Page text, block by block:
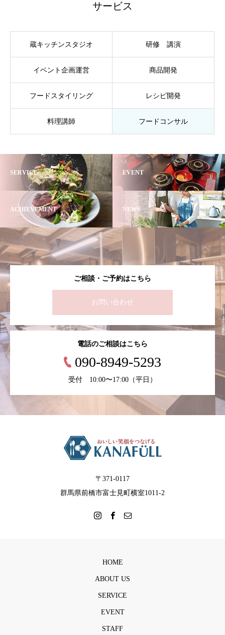
サービス
蔵キッチンスタジオ 研修 講演
イベント企画運営 商品開発
フードスタイリング レシピ開発
料理講師 フードコンサル
SERVICE EVENT
ACHIEVEMENT NEWS
ご相談・ご予約はこちら
お問い合わせ
電話のご相談はこちら
090-8949-5293
受付 10:00〜17:00（平日）
〒371-0117
群馬県前橋市富士見町横室1011-2
HOME
ABOUT US
SERVICE
EVENT
STAFF